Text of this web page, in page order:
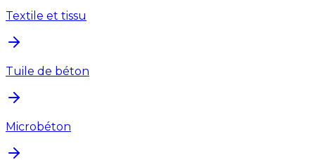
Textile et tissu
Tuile de béton
Microbéton